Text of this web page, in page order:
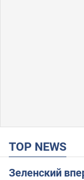
TOP NEWS
Зеленский